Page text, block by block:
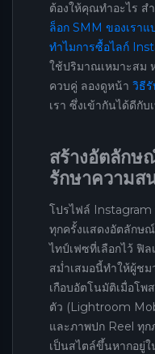
ต้องให้คุณทำอะไร ส
ล็อก SMM ของเรา
ทำไมการซื้อไลก์
ใช้ปริมาณเหมาะสม
ควบคู่ ลองดูหน้า วิธี
เรา ซึ่งเข้ากันได้ดีกั
สร้างอัตลักษ
รักษาความส
โปรไฟล์ Instagram
ทุกครั้งแสดงอัตลักษ
ไทป์เฟซที่เลือกไว้ ฟิ
สม่ำเสมอนี้ทำให้ผู้ช
เกือบอัตโนมัติเมื่อโ
ตัว (Lightroom
และภาพปก Reel ทุก
เป็นสไตล์ขึ้นหากอยู่